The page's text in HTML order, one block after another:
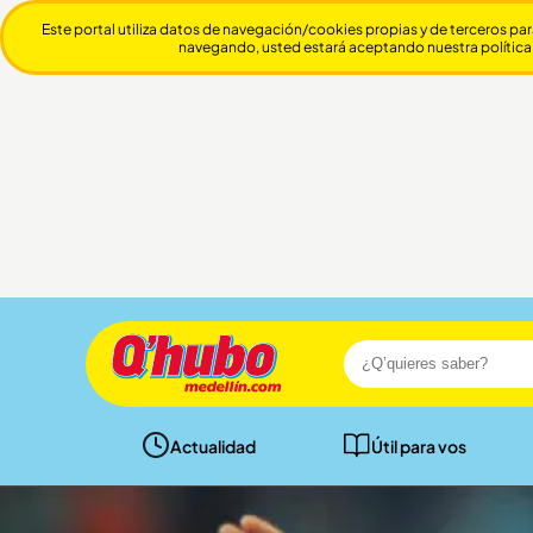
Actualidad Útil para vos
Este portal utiliza datos de navegación/cookies propias y de terceros
navegando, usted estará aceptando nuestra